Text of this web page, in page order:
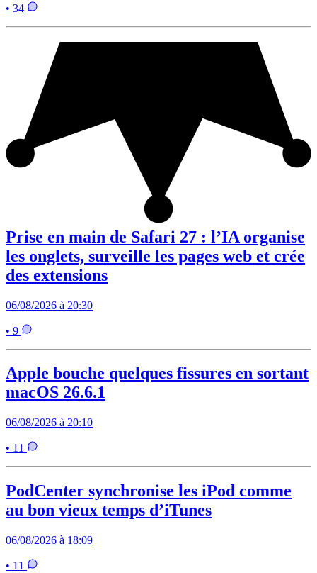
• 34
Prise en main de Safari 27 : l’IA organise
les onglets, surveille les pages web et crée
des extensions
06/08/2026 à 20:30
• 9
Apple bouche quelques fissures en sortant
macOS 26.6.1
06/08/2026 à 20:10
• 11
PodCenter synchronise les iPod comme
au bon vieux temps d’iTunes
06/08/2026 à 18:09
• 11